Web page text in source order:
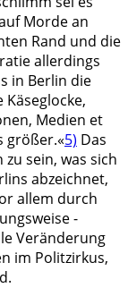
Morde an
Rand und die
allerdings
in Berlin die
Medien et
größer.«5) Das
sein, was sich
abzeichnet,
allem durch
-
Veränderung
im Politzirkus,